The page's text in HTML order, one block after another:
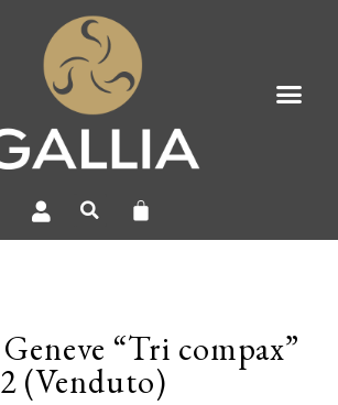
“Tri compax”
(Venduto)